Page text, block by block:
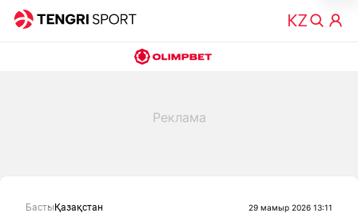
БастыҚазақстан 29 мамыр 2026 13:11